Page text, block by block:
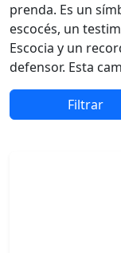
prenda. Es un
escocés, un
Escocia y un
defensor. Esta
Filtrar